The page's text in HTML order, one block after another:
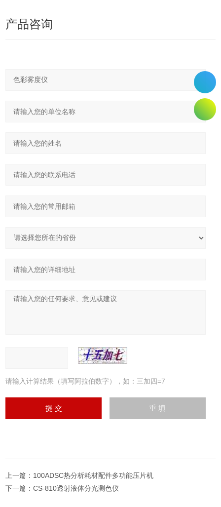
产品咨询
请输入计算结果（填写阿拉伯数字），如：三加四=7
上一篇： 100ADSC热分析耗材配件多功能压片机
下一篇：CS-810透射液体分光测色仪